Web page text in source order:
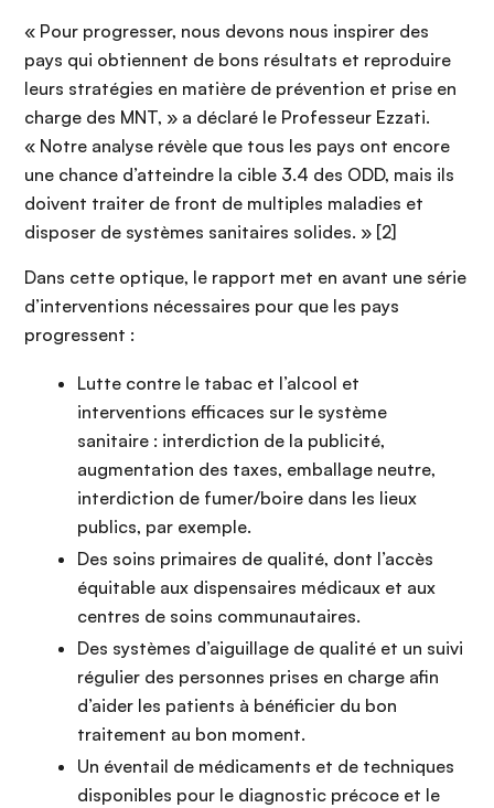
« Pour progresser, nous devons nous inspirer des
pays qui obtiennent de bons résultats et reproduire
leurs stratégies en matière de prévention et prise en
charge des MNT, » a déclaré le Professeur Ezzati.
« Notre analyse révèle que tous les pays ont encore
une chance d’atteindre la cible 3.4 des ODD, mais ils
doivent traiter de front de multiples maladies et
disposer de systèmes sanitaires solides. » [2]
Dans cette optique, le rapport met en avant une série
d’interventions nécessaires pour que les pays
progressent :
Lutte contre le tabac et l’alcool et
interventions efficaces sur le système
sanitaire : interdiction de la publicité,
augmentation des taxes, emballage neutre,
interdiction de fumer/boire dans les lieux
publics, par exemple.
Des soins primaires de qualité, dont l’accès
équitable aux dispensaires médicaux et aux
centres de soins communautaires.
Des systèmes d’aiguillage de qualité et un suivi
régulier des personnes prises en charge afin
d’aider les patients à bénéficier du bon
traitement au bon moment.
Un éventail de médicaments et de techniques
disponibles pour le diagnostic précoce et le